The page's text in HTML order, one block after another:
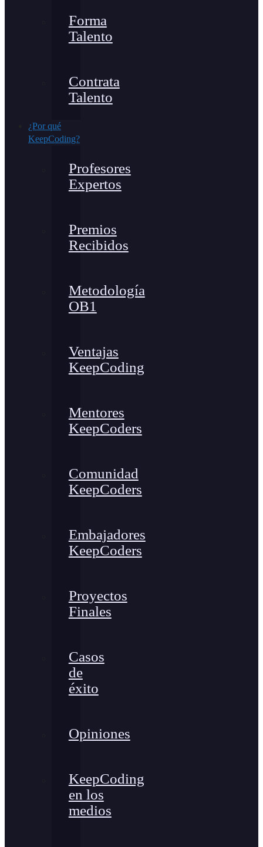
Forma
Talento
Contrata
Talento
¿Por qué
KeepCoding?
Profesores
Expertos
Premios
Recibidos
Metodología
OB1
Ventajas
KeepCoding
Mentores
KeepCoders
Comunidad
KeepCoders
Embajadores
KeepCoders
Proyectos
Finales
Casos
de
éxito
Opiniones
KeepCoding
en los
medios